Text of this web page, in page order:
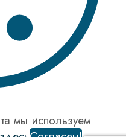
мы используем